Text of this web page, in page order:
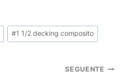
#1 1/2 decking composito
SEGUENTE